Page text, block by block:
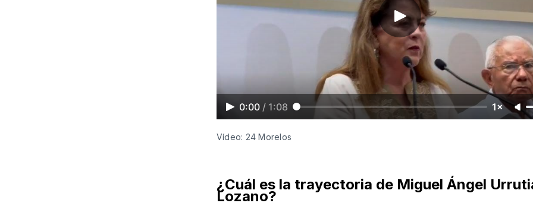
0:00 / 1:08 1×
Vídeo: 24 Morelos
¿Cuál es la trayectoria de Miguel Ángel
Lozano?